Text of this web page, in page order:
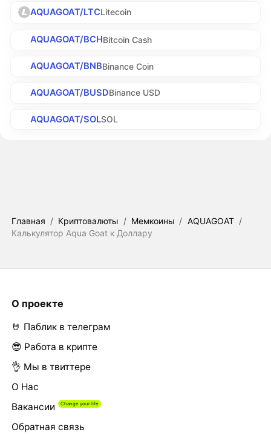
AQUAGOAT/LTCLitecoin
AQUAGOAT/BCHBitcoin Cash
AQUAGOAT/BNBBinance Coin
AQUAGOAT/BUSDBinance USD
AQUAGOAT/SOLSOL
Главная / Криптовалюты / Мемкоины / AQUAGOAT /
Калькулятор Aqua Goat к Доллару
О проекте
🤘 Паблик в телеграм
😎 Работа в крипте
👌 Мы в твиттере
О Нас
Вакансии
Обратная связь